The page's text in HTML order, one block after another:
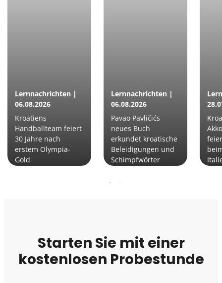
Lernnachrichten |
06.08.2026
Kroatiens
Handballteam feiert
30 Jahre nach
erstem Olympia-
Gold
Lernnachrichten |
06.08.2026
Pavao Pavličićs
neues Buch
erkundet kroatische
Beleidigungen und
Schimpfwörter
Starten Sie mit einer
kostenlosen Probestunde